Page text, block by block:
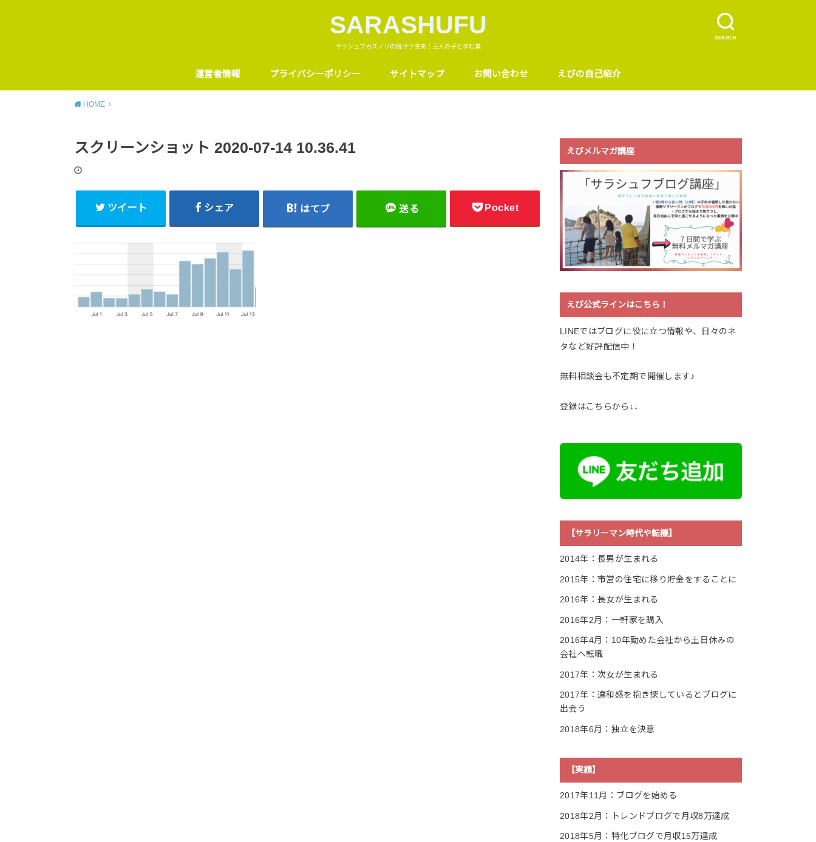
SEARCH
SARASHUFU
サラシュフカズノリの脱サラ主夫！三人の子と歩む道
運営者情報 プライバシーポリシー サイトマップ お問い合わせ えびの自己紹介
HOME
スクリーンショット 2020-07-14 10.36.41
ツイート シェア はてブ 送る Pocket
えびメルマガ講座
えび公式ラインはこちら！
LINEではブログに役に立つ情報や、日々のネ
タなど好評配信中！
無料相談会も不定期で開催します♪
登録はこちらから↓↓
【サラリーマン時代や転機】
2014年：長男が生まれる
2015年：市営の住宅に移り貯金をすることに
2016年：長女が生まれる
2016年2月：一軒家を購入
2016年4月：10年勤めた会社から土日休みの
会社へ転職
2017年：次女が生まれる
2017年：違和感を抱き探しているとブログに
出会う
2018年6月：独立を決意
【実績】
2017年11月：ブログを始める
2018年2月：トレンドブログで月収8万達成
2018年5月：特化ブログで月収15万達成